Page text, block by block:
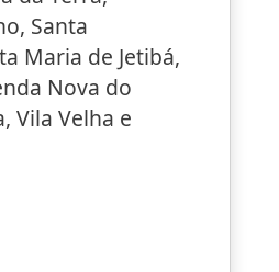
Santa
Maria de Jetibá,
Nova do
Vila Velha e